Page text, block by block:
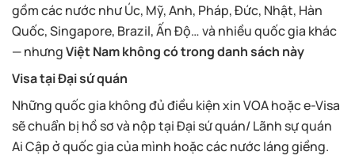
gồm các nước như Úc, Mỹ, Anh, Pháp, Đức, Nhật, Hàn
Quốc, Singapore, Brazil, Ấn Độ… và nhiều quốc gia khác
— nhưngViệt Nam không có trong danh sách này
Visa tại Đại sứ quán
Những quốc gia không đủ điều kiện xin VOA hoặc e-Visa
sẽ chuẩn bị hồ sơ và nộp tại Đại sứ quán/ Lãnh sự quán
Ai Cập ở quốc gia của mình hoặc các nước láng giềng.